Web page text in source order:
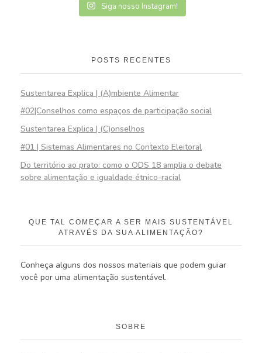
Siga nosso Instagram!
POSTS RECENTES
Sustentarea Explica | (A)mbiente Alimentar
#02|Conselhos como espaços de participação social
Sustentarea Explica | (C)onselhos
#01 | Sistemas Alimentares no Contexto Eleitoral
Do território ao prato: como o ODS 18 amplia o debate
sobre alimentação e igualdade étnico-racial
QUE TAL COMEÇAR A SER MAIS SUSTENTÁVEL
ATRAVÉS DA SUA ALIMENTAÇÃO?
Conheça alguns dos nossos materiais que podem guiar
você por uma alimentação sustentável.
SOBRE